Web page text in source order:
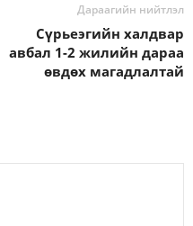
Дараагийн нийтлэл
Сүрьеэгийн халдвар
авбал 1-2 жилийн дараа
өвдөх магадлалтай